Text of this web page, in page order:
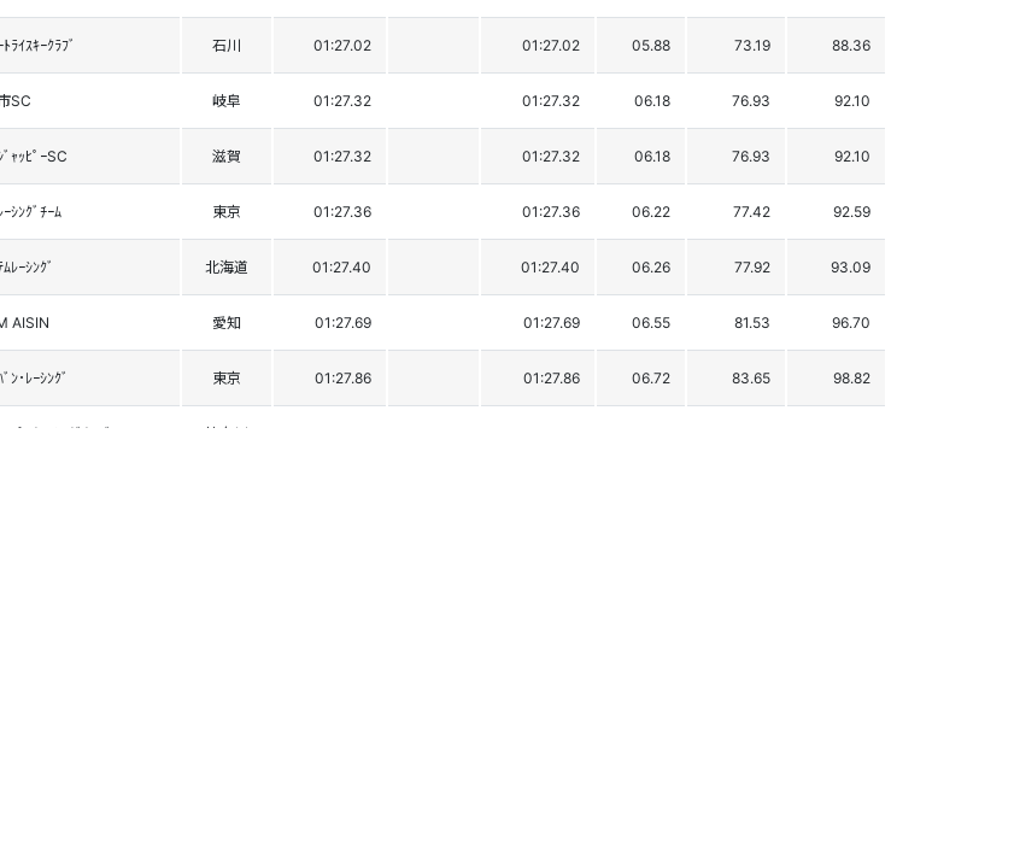
ﾗｲｽｷｰｸﾗﾌﾞ 石川 01:27.02 01:27.02 05.88 73.19 88.36
SC 岐阜 01:27.32 01:27.32 06.18 76.93 92.10
ｬｯﾋﾟｰSC 滋賀 01:27.32 01:27.32 06.18 76.93 92.10
ｰｼﾝｸﾞﾁｰﾑ 東京 01:27.36 01:27.36 06.22 77.42 92.59
ﾚｰｼﾝｸﾞ 北海道 01:27.40 01:27.40 06.26 77.92 93.09
AISIN 愛知 01:27.69 01:27.69 06.55 81.53 96.70
ﾝ･ﾚｰｼﾝｸﾞ 東京 01:27.86 01:27.86 06.72 83.65 98.82
ｽﾊﾟｰｸﾚｰｼﾝｸﾞｸﾗﾌﾞ 神奈川